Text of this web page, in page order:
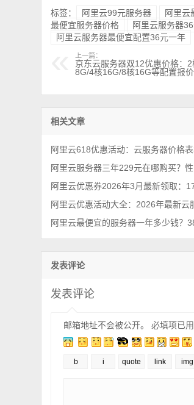
标签： 阿里云99元服务器 阿里云
最便宜服务器价格
阿里云服务器
阿里云服务器最便宜配置36元一年
上一篇：
京东云服务器双12优惠价格：
8G/4核16G/8核16G等配置报
相关文章
发表评论
发表评论
邮箱地址不会被公开。 必填项已用